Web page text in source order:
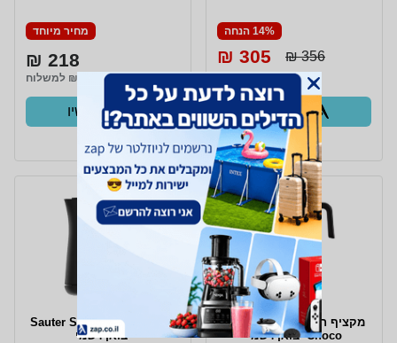
14% הנחה
356 ₪
305 ₪
קנו עכשיו
ב- Zap
מחיר מיוחד
218 ₪
₪20 למשלוח
קנו עכשיו
ב- Zap
‏מקציף חלב Caso Crema &
Choco יבואן רשמי
מקציף חלב Sauter SMF600
יבואן רשמי